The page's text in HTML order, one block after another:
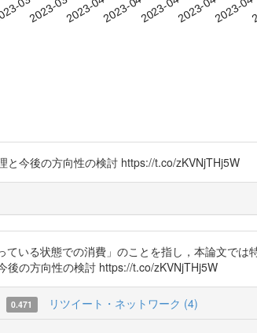
と今後の方向性の検討 https://t.co/zKVNjTHj5W
いる状態での消費」のことを指し，本論文で
後の方向性の検討 https://t.co/zKVNjTHj5W
0.471 リツイート・ネットワーク (4)